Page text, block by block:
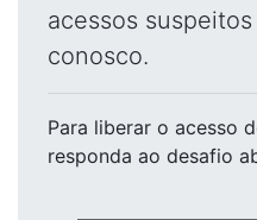
acessos
conosco.
Para liberar o acesso
responda ao desafio